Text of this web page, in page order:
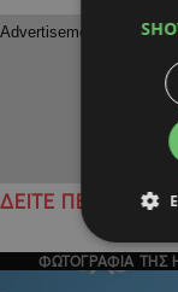
ΔΕΙΤΕ
ΦΩΤΟΓΡΑΦΙΑ ΤΗΣ